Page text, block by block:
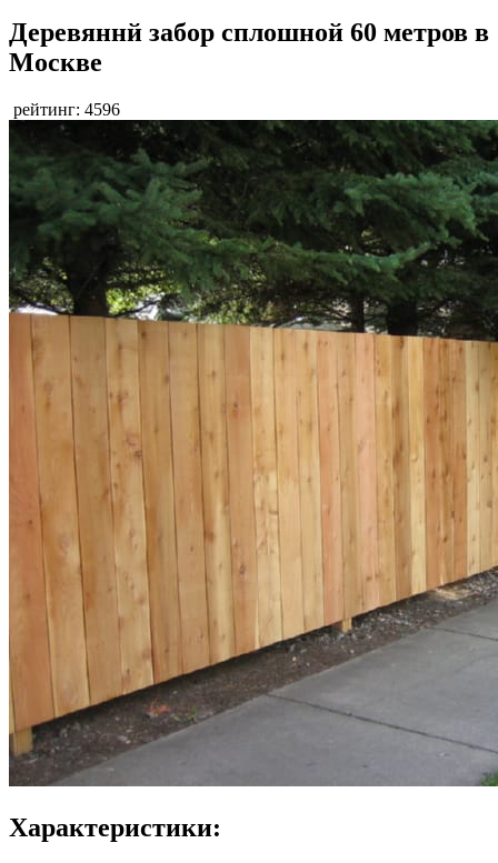
Деревяннй забор сплошной 60 метров в
Mocквe
рейтинг: 4596
Характеристики: